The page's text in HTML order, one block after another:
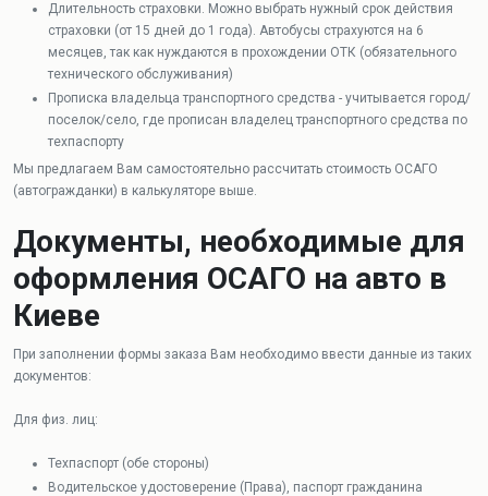
Длительность страховки. Можно выбрать нужный срок действия
страховки (от 15 дней до 1 года). Автобусы страхуются на 6
месяцев, так как нуждаются в прохождении ОТК (обязательного
технического обслуживания)
Прописка владельца транспортного средства - учитывается город/
поселок/село, где прописан владелец транспортного средства по
техпаспорту
Мы предлагаем Вам самостоятельно рассчитать стоимость ОСАГО
(автогражданки) в калькуляторе выше.
Документы, необходимые для
оформления ОСАГО на авто в
Киеве
При заполнении формы заказа Вам необходимо ввести данные из таких
документов:
Для физ. лиц:
Техпаспорт (обе стороны)
Водительское удостоверение (Права), паспорт гражданина